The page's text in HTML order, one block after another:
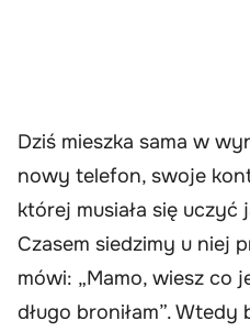
Dziś mieszka sama w
nowy telefon, swoje
której musiała się uczyć
Czasem siedzimy u niej
mówi: „Mamo, wiesz co
długo broniłam”. Wtedy